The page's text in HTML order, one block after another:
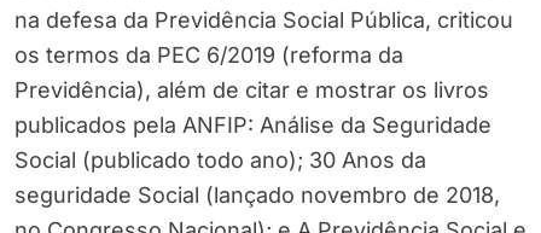
na defesa da Previdência Social Pública, criticou
os termos da PEC 6/2019 (reforma da
Previdência), além de citar e mostrar os livros
publicados pela ANFIP: Análise da Seguridade
Social (publicado todo ano); 30 Anos da
seguridade Social (lançado novembro de 2018,